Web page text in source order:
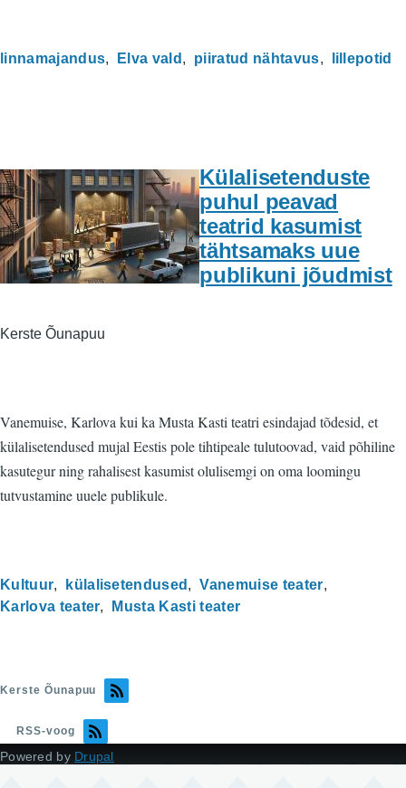
linnamajandus Elva vald piiratud nähtavus lillepotid
Külalisetenduste
puhul peavad
teatrid kasumist
tähtsamaks uue
publikuni jõudmist
Kerste Õunapuu
Vanemuise, Karlova kui ka Musta Kasti teatri esindajad tõdesid, et
külalisetendused mujal Eestis pole tihtipeale tulutoovad, vaid põhiline
kasutegur ning rahalisest kasumist olulisemgi on oma loomingu
tutvustamine uuele publikule.
Kultuur külalisetendused
Vanemuise teater
Karlova teater
Musta Kasti teater
Kerste Õunapuu
RSS-voog
Powered by Drupal